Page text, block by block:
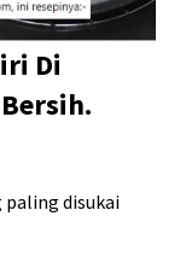
Di
paling disukai